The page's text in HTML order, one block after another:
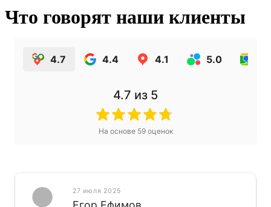
Что говорят наши клиенты
4.7 4.4 4.1 5.0
4.7 из 5
На основе 59оценок
27 июля 2025